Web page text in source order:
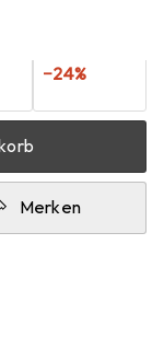
−24%
Merken